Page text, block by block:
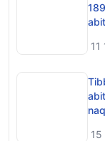
11